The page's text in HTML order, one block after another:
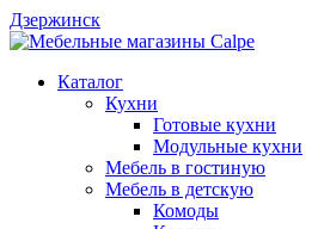
Дзержинск
Каталог
Кухни
Готовые кухни
Модульные кухни
Мебель в гостиную
Мебель в детскую
Комоды